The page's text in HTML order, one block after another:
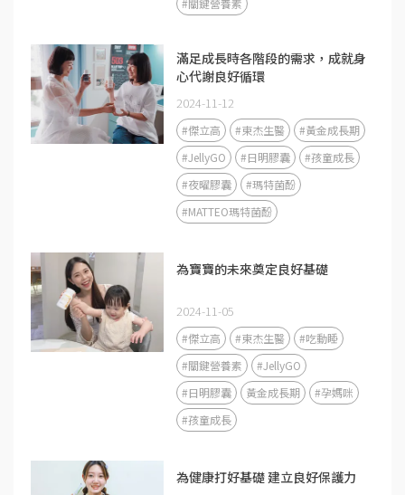
滿足成長時各階段的需求，成就身
心代謝良好循環
2024-11-12
#傑立高 #東杰生醫
#黃金成長期
#JellyGO
#日明膠囊
#孩童成長
#夜曜膠囊
#瑪特菌酚
#MATTEO瑪特菌酚
為寶寶的未來奠定良好基礎
2024-11-05
#傑立高 #東杰生醫
#吃動睡
#關鍵營養素
#JellyGO
#日明膠囊
黃金成長期
#孕媽咪
#孩童成長
為健康打好基礎 建立良好保護力